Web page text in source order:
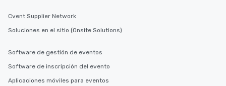
Cvent Supplier Network
Soluciones en el sitio (Onsite Solutions)
Software de gestión de eventos
Software de inscripción del evento
Aplicaciones móviles para eventos